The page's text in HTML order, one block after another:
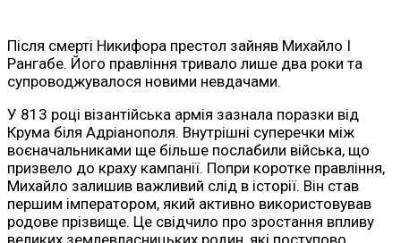
Після смерті Никифора престол зайняв Михайло I
Рангабе. Його правління тривало лише два роки та
супроводжувалося новими невдачами.
У 813 році візантійська армія зазнала поразки від
Крума біля Адріанополя. Внутрішні суперечки між
воєначальниками ще більше послабили війська, що
призвело до краху кампанії. Попри коротке правління,
Михайло залишив важливий слід в історії. Він став
першим імператором, який активно використовував
родове прізвище. Це свідчило про зростання впливу